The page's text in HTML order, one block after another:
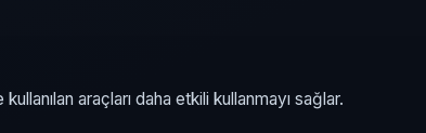
araçları daha etkili kullanmayı sağlar.